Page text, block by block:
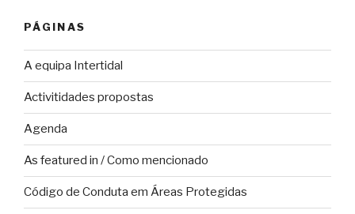
PÁGINAS
A equipa Intertidal
Activitidades propostas
Agenda
As featured in / Como mencionado
Código de Conduta em Áreas Protegidas